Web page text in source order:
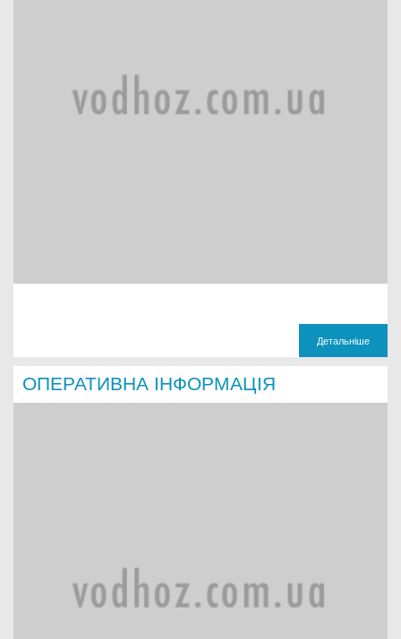
Детальніше
ОПЕРАТИВНА ІНФОРМАЦІЯ